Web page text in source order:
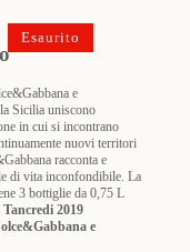
e
Sicilia uniscono
in cui si incontrano
nuovi territori
racconta e
di vita inconfondibile. La
3 bottiglie da 0,75 L
2019
e
Esaurito